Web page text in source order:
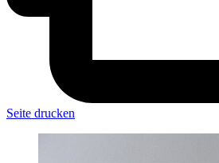
Seite drucken